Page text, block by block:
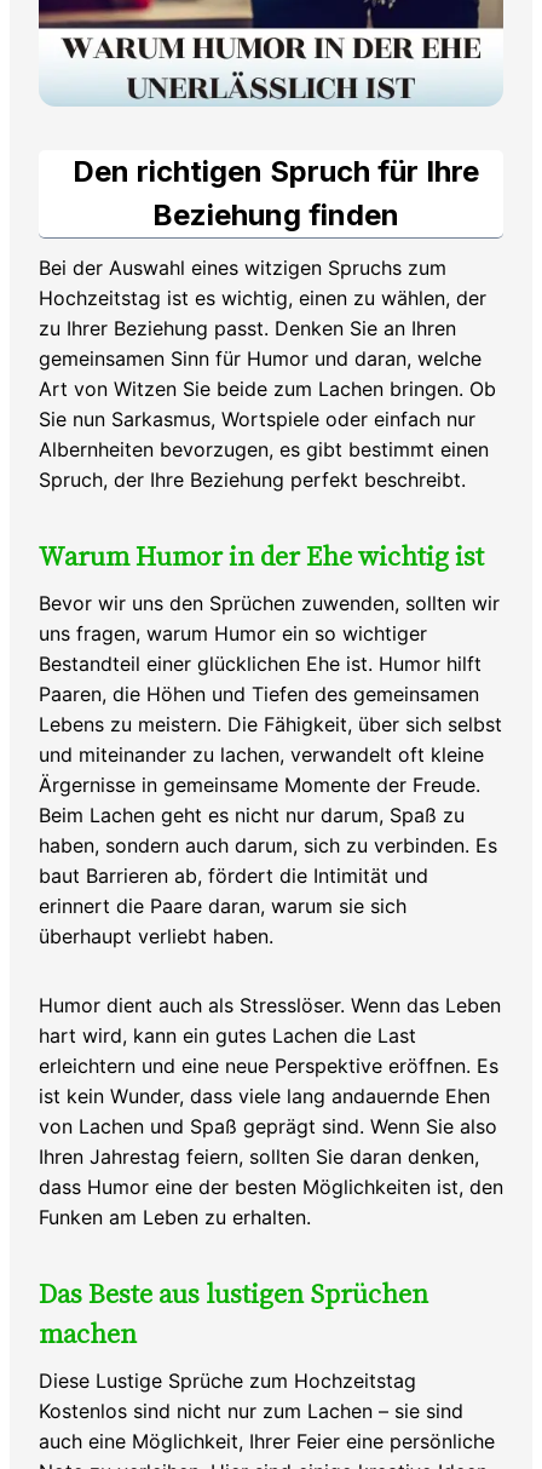
Den richtigen Spruch für Ihre
Beziehung finden
Bei der Auswahl eines witzigen Spruchs zum
Hochzeitstag ist es wichtig, einen zu wählen, der
zu Ihrer Beziehung passt. Denken Sie an Ihren
gemeinsamen Sinn für Humor und daran, welche
Art von Witzen Sie beide zum Lachen bringen. Ob
Sie nun Sarkasmus, Wortspiele oder einfach nur
Albernheiten bevorzugen, es gibt bestimmt einen
Spruch, der Ihre Beziehung perfekt beschreibt.
Warum Humor in der Ehe wichtig ist
Bevor wir uns den Sprüchen zuwenden, sollten wir
uns fragen, warum Humor ein so wichtiger
Bestandteil einer glücklichen Ehe ist. Humor hilft
Paaren, die Höhen und Tiefen des gemeinsamen
Lebens zu meistern. Die Fähigkeit, über sich selbst
und miteinander zu lachen, verwandelt oft kleine
Ärgernisse in gemeinsame Momente der Freude.
Beim Lachen geht es nicht nur darum, Spaß zu
haben, sondern auch darum, sich zu verbinden. Es
baut Barrieren ab, fördert die Intimität und
erinnert die Paare daran, warum sie sich
überhaupt verliebt haben.
Humor dient auch als Stresslöser. Wenn das Leben
hart wird, kann ein gutes Lachen die Last
erleichtern und eine neue Perspektive eröffnen. Es
ist kein Wunder, dass viele lang andauernde Ehen
von Lachen und Spaß geprägt sind. Wenn Sie also
Ihren Jahrestag feiern, sollten Sie daran denken,
dass Humor eine der besten Möglichkeiten ist, den
Funken am Leben zu erhalten.
Das Beste aus lustigen Sprüchen
machen
Diese Lustige Sprüche zum Hochzeitstag
Kostenlos sind nicht nur zum Lachen – sie sind
auch eine Möglichkeit, Ihrer Feier eine persönliche